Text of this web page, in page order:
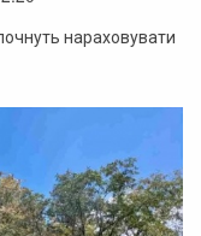
нараховувати